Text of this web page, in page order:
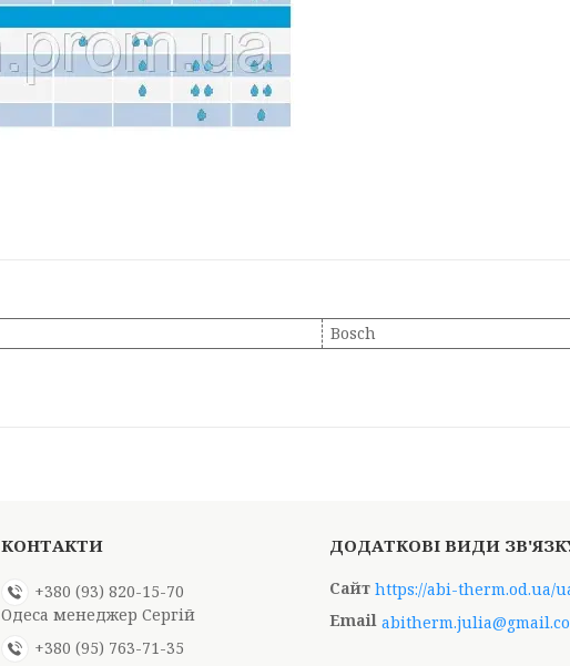
Bosch
+380 (93) 820-15-70
Одеса менеджер Сергій
+380 (95) 763-71-35
https://abi-therm.od.ua/